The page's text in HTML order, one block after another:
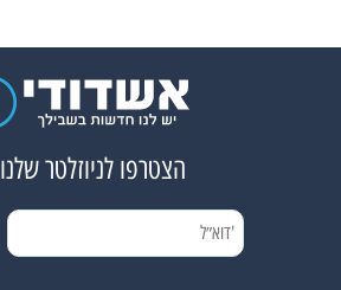
הצטרפו לניוזלטר שלנו